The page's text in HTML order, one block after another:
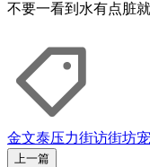
不要一看到水有点脏
金文泰压力街访街坊
上一篇